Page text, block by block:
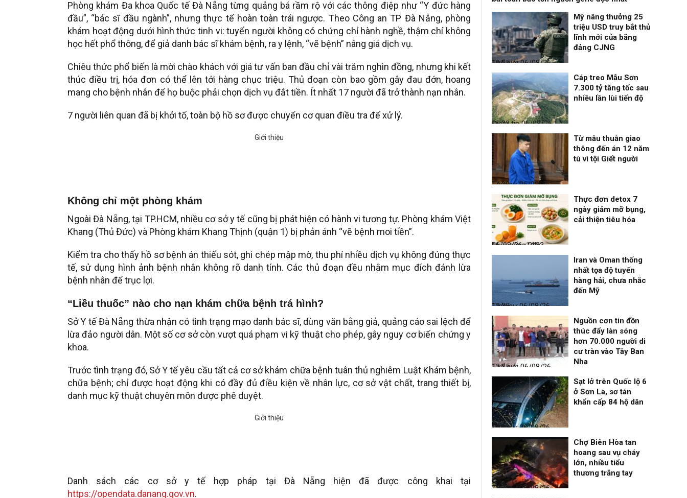
Phòng khám Đa khoa Quốc tế Đà Nẵng từng quảng bá rầm rộ với các thông điệp như “Y đức hàng
đầu”, “bác sĩ đầu ngành”, nhưng thực tế hoàn toàn trái ngược. Theo Công an TP Đà Nẵng, phòng
khám hoạt động dưới hình thức tinh vi: tuyển người không có chứng chỉ hành nghề, thậm chí không
học hết phổ thông, để giả danh bác sĩ khám bệnh, ra y lệnh, “vẽ bệnh” nâng giá dịch vụ.
Chiêu thức phổ biến là mời chào khách với giá tư vấn ban đầu chỉ vài trăm nghìn đồng, nhưng khi kết
thúc điều trị, hóa đơn có thể lên tới hàng chục triệu. Thủ đoạn còn bao gồm gây đau đớn, hoang
mang cho bệnh nhân để họ buộc phải chọn dịch vụ đắt tiền. Ít nhất 17 người đã trở thành nạn nhân.
7 người liên quan đã bị khởi tố, toàn bộ hồ sơ được chuyển cơ quan điều tra để xử lý.
Không chỉ một phòng khám
Ngoài Đà Nẵng, tại TP.HCM, nhiều cơ sở y tế cũng bị phát hiện có hành vi tương tự. Phòng khám Việt
Khang (Thủ Đức) và Phòng khám Khang Thịnh (quận 1) bị phản ánh “vẽ bệnh moi tiền”.
Kiểm tra cho thấy hồ sơ bệnh án thiếu sót, ghi chép mập mờ, thu phí nhiều dịch vụ không đúng thực
tế, sử dụng hình ảnh bệnh nhân không rõ danh tính. Các thủ đoạn đều nhằm mục đích đánh lừa
bệnh nhân để trục lợi.
“Liều thuốc” nào cho nạn khám chữa bệnh trá hình?
Sở Y tế Đà Nẵng thừa nhận có tình trạng mạo danh bác sĩ, dùng văn bằng giả, quảng cáo sai lệch để
lừa đảo người dân. Một số cơ sở còn vượt quá phạm vi kỹ thuật cho phép, gây nguy cơ biến chứng y
khoa.
Trước tình trạng đó, Sở Y tế yêu cầu tất cả cơ sở khám chữa bệnh tuân thủ nghiêm Luật Khám bệnh,
chữa bệnh; chỉ được hoạt động khi có đầy đủ điều kiện về nhân lực, cơ sở vật chất, trang thiết bị,
danh mục kỹ thuật chuyên môn được phê duyệt.
Danh sách các cơ sở y tế hợp pháp tại Đà Nẵng hiện đã được công khai tại
https://opendata.danang.gov.vn.
Thế giới
06/08/26, 19:05
Mỹ nâng thưởng 25
triệu USD truy bắt thủ
lĩnh mới của băng
đảng CJNG
Điểm tin
06/08/26, 16:23
Cáp treo Mẫu Sơn
7.300 tỷ tăng tốc sau
nhiều lần lùi tiến độ
Thời sự
06/08/26, 14:28
Từ mâu thuẫn giao
thông đến án 12 năm
tù vì tội Giết người
Nhịp sống 24h
06/08/26, 14:23
Thực đơn detox 7
ngày giảm mỡ bụng,
cải thiện tiêu hóa
Thời sự
06/08/26, 12:38
Iran và Oman thống
nhất tọa độ tuyến
hàng hải, chưa nhắc
đến Mỹ
Thế giới
06/08/26, 12:35
Nguồn cơn tin đồn
thúc đẩy làn sóng
hơn 70.000 người di
cư tràn vào Tây Ban
Nha
Thời sự
06/08/26, 12:33
Sạt lở trên Quốc lộ 6
ở Sơn La, sơ tán
khẩn cấp 84 hộ dân
Thời sự
06/08/26, 12:30
Chợ Biên Hòa tan
hoang sau vụ cháy
lớn, nhiều tiểu
thương trắng tay